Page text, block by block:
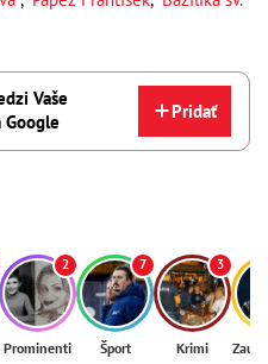
Vaše
Pridať
2
Prominenti
7
Šport
3
Krimi